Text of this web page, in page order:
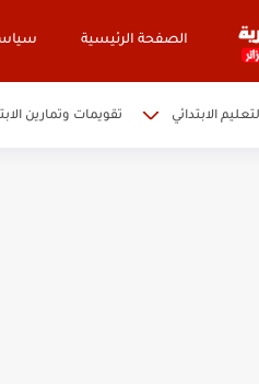
الصفحة الرئيسية
الابتدائي تقويمات وتمارين